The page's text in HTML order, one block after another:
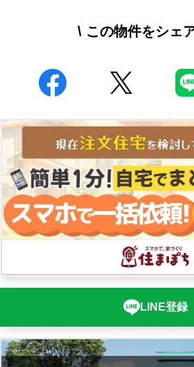
\ この物件をシェ
LINE登録